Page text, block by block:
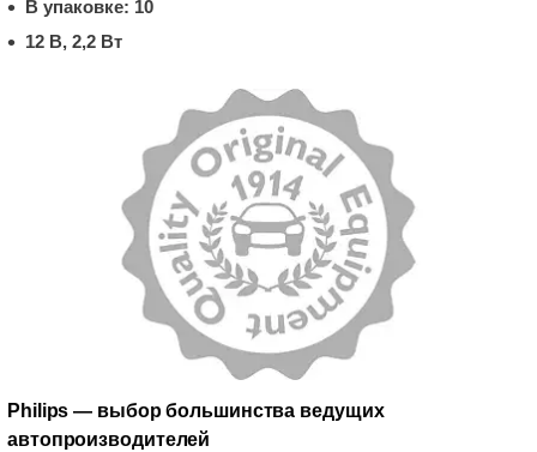
В упаковке: 10
12 В, 2,2 Вт
Philips — выбор большинства ведущих
автопроизводителей